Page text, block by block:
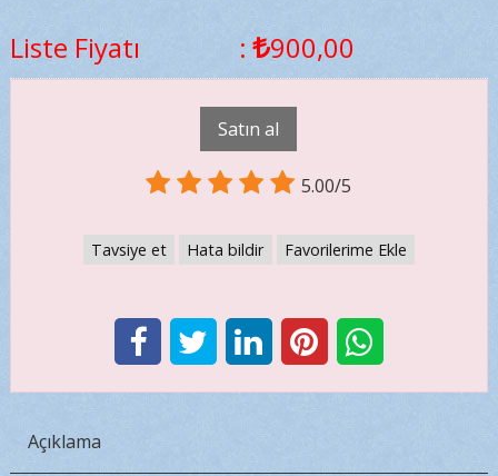
Liste Fiyatı : 900,00
Satın al
5.00/5
Tavsiye et Hata bildir Favorilerime Ekle
Açıklama